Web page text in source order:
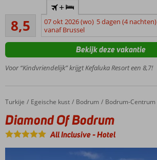
familiehotel
Aquapark
met
glijbanen
5 à-la-
carterestaurants
Spa en
Beauty
Duurzamere
keuze
8,5Aanrader
55
beoordelingen
+
07 okt 2026 (wo) 5 dagen (4 nachten)
vanaf Brussel
Voor “Kindvriendelijk” krijgt Kefaluka Resort een 8,7!
Bekijk deze vakantie
Home
Turkije Egeische kust Bodrum Bodrum-Centrum
Diamond Of Bodrum
Diamond Of Bodrum
All Inclusive-Hotel